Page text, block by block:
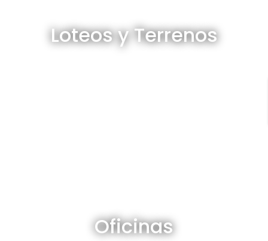
Loteos y Terrenos
Oficinas